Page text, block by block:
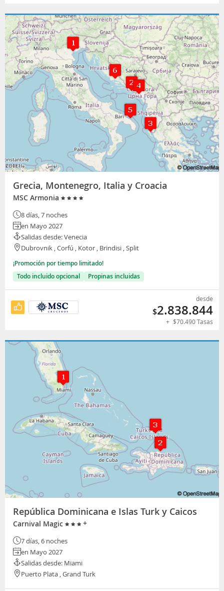
Grecia, Montenegro, Italia y Croacia
MSC Armonia
8 días, 7 noches
en Mayo 2027
Salidas desde: Venecia
Dubrovnik , Corfú , Kotor , Brindisi , Split
¡Promoción por tiempo limitado!
Todo incluido opcional
Propinas incluidas
desde
$2.838.844
+ $70.490Tasas
República Dominicana e Islas Turk y Caicos
Carnival Magic +
7 días, 6 noches
en Mayo 2027
Salidas desde: Miami
Puerto Plata , Grand Turk